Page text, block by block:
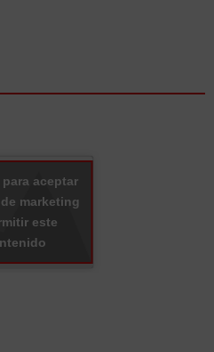
para aceptar
marketing
este